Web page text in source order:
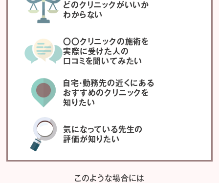
どのクリニックがいいか
わからない
〇〇クリニックの施術を
実際に受けた人の
口コミを聞いてみたい
自宅・勤務先の近くにある
おすすめのクリニックを
知りたい
気になっている先生の
評価が知りたい
このような場合には